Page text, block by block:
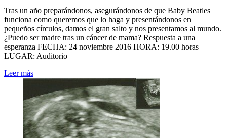
Tras un año preparándonos, asegurándonos de que Baby Beatles
funciona como queremos que lo haga y presentándonos en
pequeños círculos, damos el gran salto y nos presentamos al mundo.
¿Puedo ser madre tras un cáncer de mama? Respuesta a una
esperanza FECHA: 24 noviembre 2016 HORA: 19.00 horas
LUGAR: Auditorio
Leer más